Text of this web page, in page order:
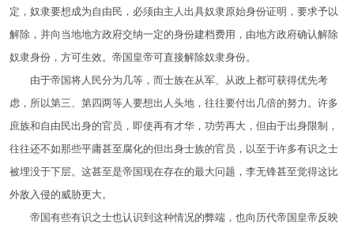
定，奴隶要想成为自由民，必须由主人出具奴隶原始身份证明，要求予以
解除，并向当地地方政府交纳一定的身份建档费用，由地方政府确认解除
奴隶身份，方可生效。帝国皇帝可直接解除奴隶身份。
由于帝国将人民分为几等，而士族在从军、从政上都可获得优先考
虑，所以第三、第四两等人要想出人头地，往往要付出几倍的努力。许多
庶族和自由民出身的官员，即使再有才华，功劳再大，但由于出身限制，
往往还不如那些平庸甚至腐化的但出身士族的官员，以至于许多有识之士
被埋没于下层。这甚至是帝国现在存在的最大问题，李无锋甚至觉得这比
外敌入侵的威胁更大。
帝国有些有识之士也认识到这种情况的弊端，也向历代帝国皇帝反映